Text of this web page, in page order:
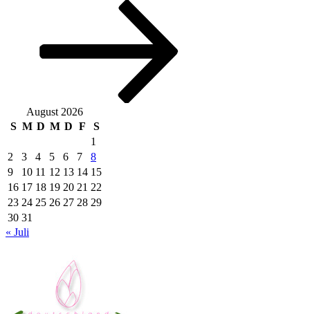
August 2026
S M D M D F
S
1
2
3 4 5 6 7
8
9
10 11 12 13 14 15
16 17 18 19 20 21 22
23 24 25 26 27 28 29
30 31
« Juli